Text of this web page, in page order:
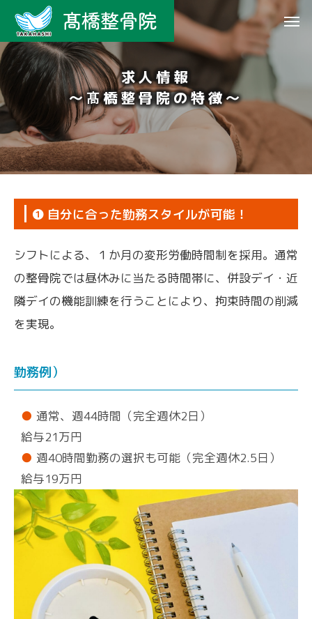
求人情報
～髙橋整骨院の特徴～
❶ 自分に合った勤務スタイルが可能！
シフトによる、１か月の変形労働時間制を採用。通常
の整骨院では昼休みに当たる時間帯に、併設デイ・近
隣デイの機能訓練を行うことにより、拘束時間の削減
を実現。
勤務例）
通常、週44時間（完全週休2日）
給与21万円
週40時間勤務の選択も可能（完全週休2.5日）
給与19万円